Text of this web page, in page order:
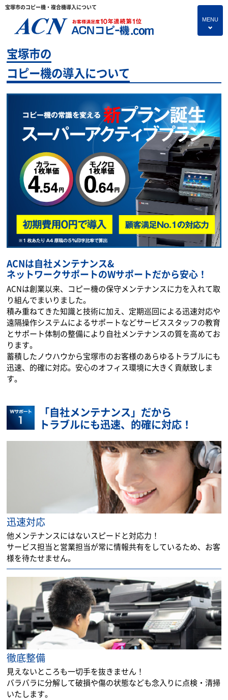
宝塚市のコピー機・複合機導入について
MENU
4
プランのご紹介
保守サービス
コピー機あれこれ
コピー機に関すること
よくあるご質問
独立・開業支援プラン
お問い合わせ
宝塚市の
コピー機の導入について
ACNは自社メンテナンス&
ネットワークサポートのWサポートだから安心！
ACNは創業以来、コピー機の保守メンテナンスに力を入れて取
り組んでまいりました。
積み重ねてきた知識と技術に加え、定期巡回による迅速対応や
遠隔操作システムによるサポートなどサービススタッフの教育
とサポート体制の整備により自社メンテナンスの質を高めてお
ります。
蓄積したノウハウから宝塚市のお客様のあらゆるトラブルにも
迅速、的確に対応。安心のオフィス環境に大きく貢献致しま
す。
「自社メンテナンス」だから
トラブルにも迅速、的確に対応！
迅速対応
他メンテナンスにはないスピードと対応力！
サービス担当と営業担当が常に情報共有をしているため、お客
様を待たせません。
徹底整備
見えないところも一切手を抜きません！
バラバラに分解して破損や傷の状態なども念入りに点検・清掃
いたします。